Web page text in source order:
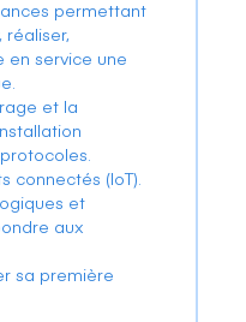
permettant
réaliser,
service une
et la
connectés (IoT).
et
aux
sa première